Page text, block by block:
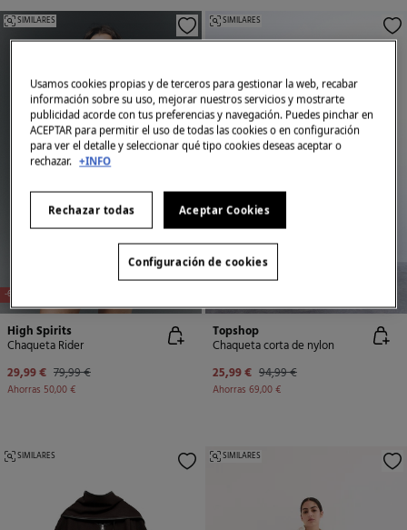
-63%
SIMILARES
High Spirits
Chaqueta Rider
29,99 € 79,99 €
Ahorras 50,00 €
SIMILARES
Topshop
Chaqueta corta de nylon
25,99 € 94,99 €
Ahorras 69,00 €
SIMILARES SIMILARES
Usamos cookies propias y de terceros para gestionar la web, recabar
información sobre su uso, mejorar nuestros servicios y mostrarte
publicidad acorde con tus preferencias y navegación. Puedes pinchar en
ACEPTAR para permitir el uso de todas las cookies o en configuración
para ver el detalle y seleccionar qué tipo cookies deseas aceptar o
rechazar. +INFO
Rechazar todas Aceptar Cookies
Configuración de cookies